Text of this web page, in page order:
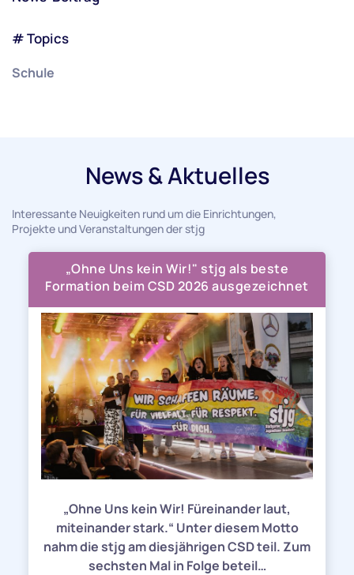
# Topics
Schule
News & Aktuelles
Interessante Neuigkeiten rund um die Einrichtungen,
Projekte und Veranstaltungen der stjg
„Ohne Uns kein Wir!" stjg als beste
Formation beim CSD 2026 ausgezeichnet
„Ohne Uns kein Wir! Füreinander laut,
miteinander stark.“ Unter diesem Motto
nahm die stjg am diesjährigen CSD teil. Zum
sechsten Mal in Folge beteil…